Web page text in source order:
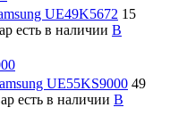
UE49K5672 15
есть в наличии В
UE55KS9000 49
есть в наличии В